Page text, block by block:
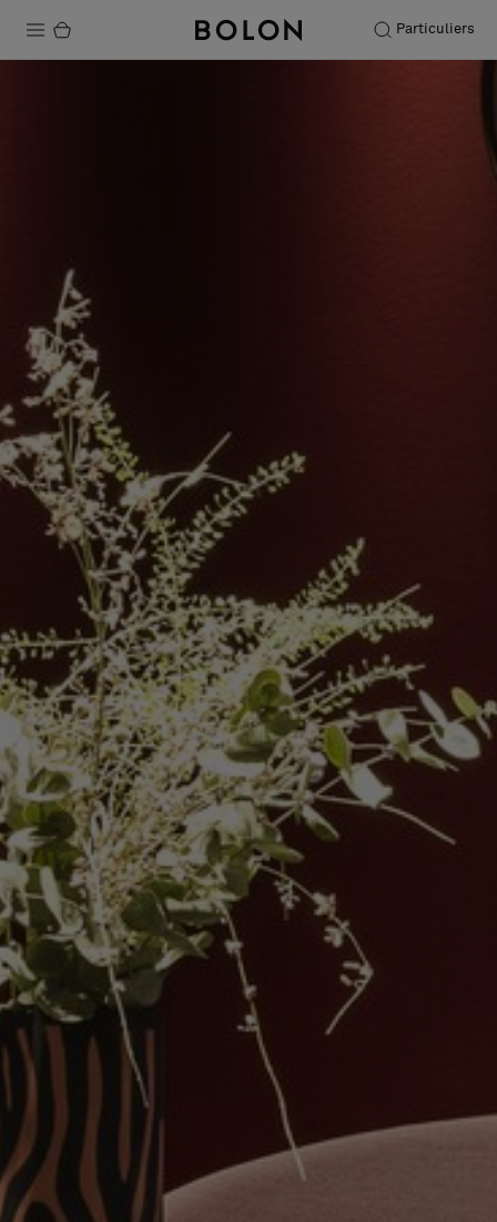
Particuliers
Entretien
Nos collaborations
Stories
FAQ
À propos de nous
Contact
Pattern Tile Tool
Image & Material Bank
Choisir une langue